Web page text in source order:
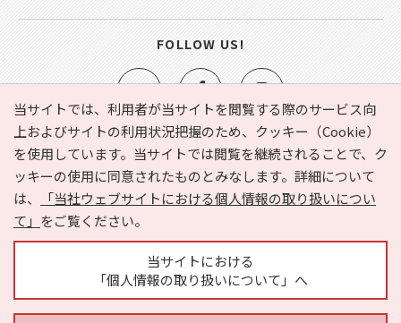
当サイトでは、利用者が当サイトを閲覧する際のサービス向
上およびサイトの利用状況把握のため、クッキー（Cookie）
を使用しています。当サイトでは閲覧を継続されることで、ク
ッキーの使用に同意されたものとみなします。詳細について
は、
「当社ウェブサイトにおける個人情報の取り扱いについ
て」 をご覧ください。
当サイトにおける
「個人情報の取り扱いについて」へ
e-NAVITA（イーナビタ）とは？ お気に入り
ヘルプ
利用規約
個人情報の取り扱いについて
運営会社
サイトマップ
広告掲載に関するお問い合わせ
FOLLOW US!